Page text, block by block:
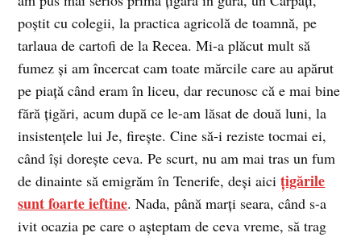
poştit cu colegii, la practica agricolă de toamnă, pe
tarlaua de cartofi de la Recea. Mi-a plăcut mult să
fumez şi am încercat cam toate mărcile care au apărut
pe piaţă când eram în liceu, dar recunosc că e mai bine
fără ţigări, acum după ce le-am lăsat de două luni, la
insistenţele lui Je, fireşte. Cine să-i reziste tocmai ei,
când îşi doreşte ceva. Pe scurt, nu am mai tras un fum
de dinainte să emigrăm în Tenerife, deşi aiciţigările
sunt foarte ieftine. Nada, până marţi seara, când s-a
ivit ocazia pe care o aşteptam de ceva vreme, să trag